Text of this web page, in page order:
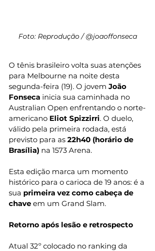
Foto: Reprodução / @joaoffonseca
O tênis brasileiro volta suas atenções
para Melbourne na noite desta
segunda-feira (19). O jovem João
Fonseca inicia sua caminhada no
Australian Open enfrentando o norte-
americano Eliot Spizzirri. O duelo,
válido pela primeira rodada, está
previsto para as 22h40 (horário de
Brasília) na 1573 Arena.
Esta edição marca um momento
histórico para o carioca de 19 anos: é a
sua primeira vez como cabeça de
chave em um Grand Slam.
Retorno após lesão e retrospecto
Atual 32º colocado no ranking da